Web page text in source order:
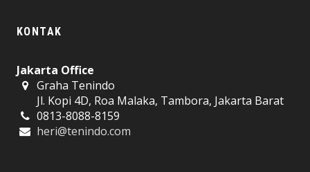
KONTAK
Jakarta Office
Graha Tenindo
Jl. Kopi 4D, Roa Malaka, Tambora, Jakarta Barat
0813-8088-8159
heri@tenindo.com